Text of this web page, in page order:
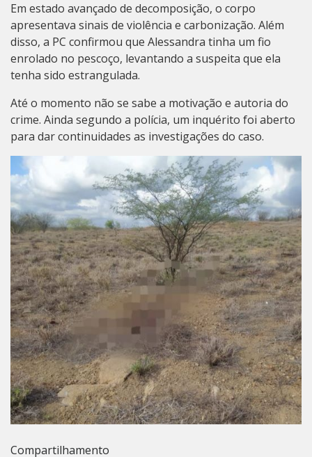
Em estado avançado de decomposição, o corpo
apresentava sinais de violência e carbonização. Além
disso, a PC confirmou que Alessandra tinha um fio
enrolado no pescoço, levantando a suspeita que ela
tenha sido estrangulada.
Até o momento não se sabe a motivação e autoria do
crime. Ainda segundo a polícia, um inquérito foi aberto
para dar continuidades as investigações do caso.
Compartilhamento